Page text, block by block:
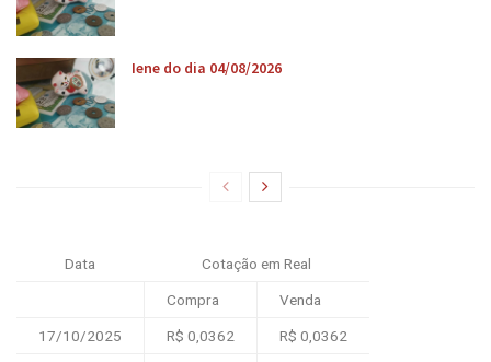
Iene do dia 04/08/2026
Data Cotação em Real
Compra Venda
17/10/2025 R$ 0,0362 R$ 0,0362